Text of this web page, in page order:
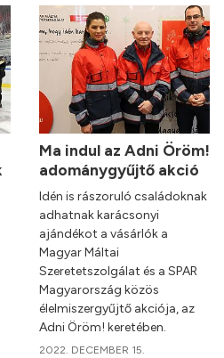
Ma indul az Adni Öröm!
adománygyűjtő akció
Idén is rászoruló családoknak
adhatnak karácsonyi
ajándékot a vásárlók a
Magyar Máltai
Szeretetszolgálat és a SPAR
Magyarország közös
élelmiszergyűjtő akciója, az
Adni Öröm! keretében.
2022. DECEMBER 15.